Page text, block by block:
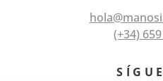
(+34)